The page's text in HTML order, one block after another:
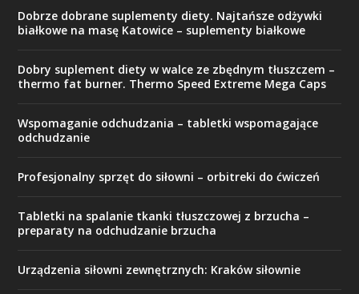
Dobrze dobrane suplementy diety. Najtańsze odżywki
białkowe na masę Katowice – suplementy białkowe
Dobry suplement diety w walce ze zbędnym tłuszczem –
thermo fat burner. Thermo Speed Extreme Mega Caps
Wspomaganie odchudzania – tabletki wspomagające
odchudzanie
Profesjonalny sprzęt do siłowni – orbitreki do ćwiczeń
Tabletki na spalanie tkanki tłuszczowej z brzucha –
preparaty na odchudzanie brzucha
Urządzenia siłowni zewnętrznych: Kraków siłownie